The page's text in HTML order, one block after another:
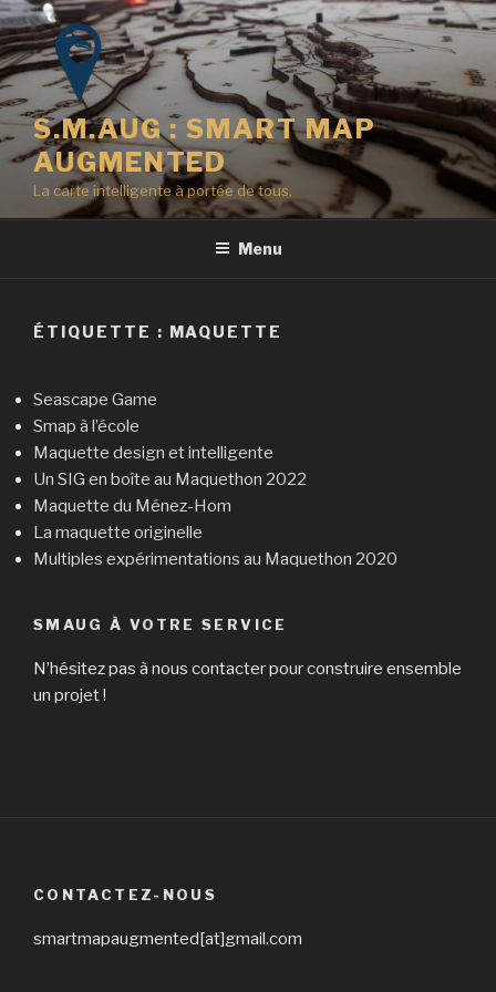
Aller
au
contenu
principal
S.M.AUG : SMART MAP
AUGMENTED
La carte intelligente à portée de tous.
Menu
ÉTIQUETTE : MAQUETTE
Seascape Game
Smap à l’école
Maquette design et intelligente
Un SIG en boîte au Maquethon 2022
Maquette du Ménez-Hom
La maquette originelle
Multiples expérimentations au Maquethon 2020
SMAUG À VOTRE SERVICE
N’hésitez pas à nous contacter pour construire ensemble
un projet !
CONTACTEZ-NOUS
smartmapaugmented[at]gmail.com